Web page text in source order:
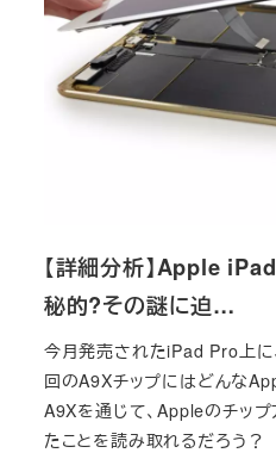
【詳細分析】Apple
秘的?その謎に迫…
今月発売されたiPad Pro上に
回のA9Xチップにはどんな
A9Xを通じて、Appleのチッ
たことを読み取れるだろう？